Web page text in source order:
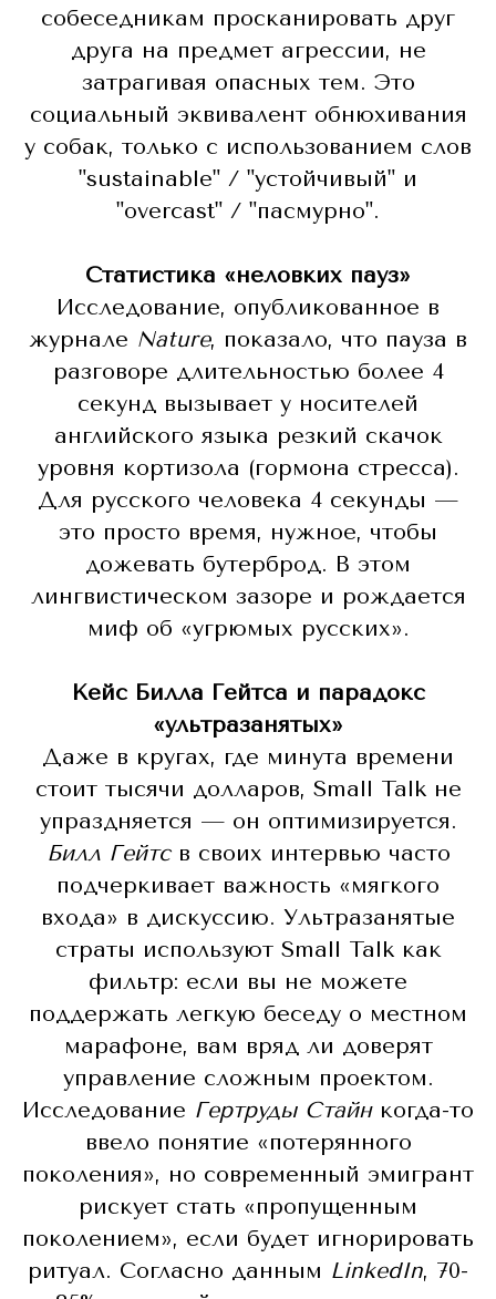
собеседникам просканировать друг
друга на предмет агрессии, не
затрагивая опасных тем. Это
социальный эквивалент обнюхивания
у собак, только с использованием слов
"sustainable" / "устойчивый" и
"overcast" / "пасмурно".
Статистика «неловких пауз»
Исследование, опубликованное в
журнале Nature, показало, что пауза в
разговоре длительностью более 4
секунд вызывает у носителей
английского языка резкий скачок
уровня кортизола (гормона стресса).
Для русского человека 4 секунды —
это просто время, нужное, чтобы
дожевать бутерброд. В этом
лингвистическом зазоре и рождается
миф об «угрюмых русских».
Кейс Билла Гейтса и парадокс
«ультразанятых»
Даже в кругах, где минута времени
стоит тысячи долларов, Small Talk не
упраздняется — он оптимизируется.
Билл Гейтс в своих интервью часто
подчеркивает важность «мягкого
входа» в дискуссию. Ультразанятые
страты используют Small Talk как
фильтр: если вы не можете
поддержать легкую беседу о местном
марафоне, вам вряд ли доверят
управление сложным проектом.
Исследование Гертруды Стайн когда-то
ввело понятие «потерянного
поколения», но современный эмигрант
рискует стать «пропущенным
поколением», если будет игнорировать
ритуал. Согласно данным LinkedIn, 70-